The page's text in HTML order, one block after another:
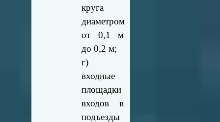
круга
диаметром
от 0,1 м
до 0,2 м;
г)
входные
площадки
входов в
подъезды